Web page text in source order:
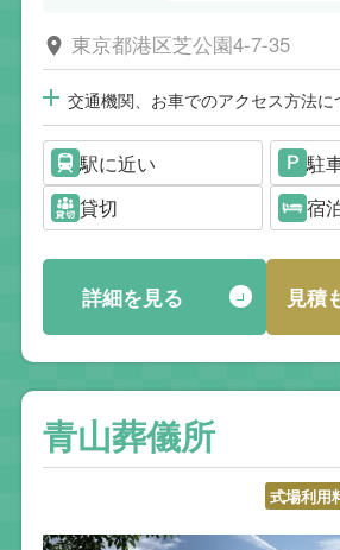
東京都港区芝公園4-7-35
交通機関、お車でのアクセス方法に
駅に近い
駐
貸切
宿
詳細を見る 見積
青山葬儀所
式場利用